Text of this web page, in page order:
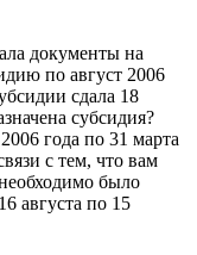
документы на
по август 2006
сдала 18
субсидия?
года по 31 марта
с тем, что вам
было
августа по 15